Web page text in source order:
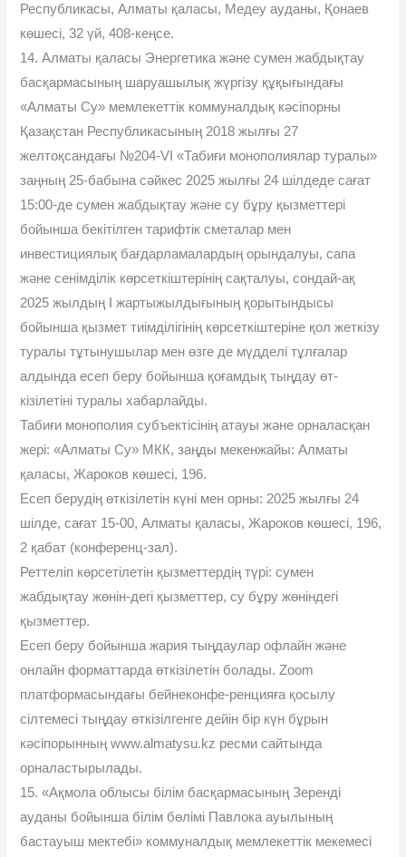
Республикасы, Алматы қаласы, Медеу ауданы, Қонаев
көшесі, 32 үй, 408-кеңсе.
14. Алматы қаласы Энергетика жəне сумен жабдықтау
басқармасының шаруашылық жүргізу құқығындағы
«Алматы Су» мемлекеттік коммуналдық кəсіпорны
Қазақстан Республикасының 2018 жылғы 27
желтоқсандағы №204-VI «Табиғи монополиялар туралы»
заңның 25-бабына сəйкес 2025 жылғы 24 шілдеде сағат
15:00-де сумен жабдықтау жəне су бұру қызметтері
бойынша бекітілген тарифтік сметалар мен
инвестициялық бағдарламалардың орындалуы, сапа
жəне сенімділік көрсеткіштерінің сақталуы, сондай-ақ
2025 жылдың І жартыжылдығының қорытындысы
бойынша қызмет тиімділігінің көрсеткіштеріне қол жеткізу
туралы тұтынушылар мен өзге де мүдделі тұлғалар
алдында есеп беру бойынша қоғамдық тыңдау өт-
кізілетіні туралы хабарлайды.
Табиғи монополия субъектісінің атауы жəне орналасқан
жері: «Алматы Су» МКК, заңды мекенжайы: Алматы
қаласы, Жароков көшесі, 196.
Есеп берудің өткізілетін күні мен орны: 2025 жылғы 24
шілде, сағат 15-00, Алматы қаласы, Жароков көшесі, 196,
2 қабат (конференц-зал).
Реттеліп көрсетілетін қызметтердің түрі: сумен
жабдықтау жөнін-дегі қызметтер, су бұру жөніндегі
қызметтер.
Есеп беру бойынша жария тыңдаулар офлайн жəне
онлайн форматтарда өткізілетін болады. Zoom
платформасындағы бейнеконфе-ренцияға қосылу
сілтемесі тыңдау өткізілгенге дейін бір күн бұрын
кəсіпорынның www.almatysu.kz ресми сайтында
орналастырылады.
15. «Ақмола облысы білім басқармасының Зеренді
ауданы бойынша білім бөлімі Павлока ауылының
бастауыш мектебі» коммуналдық мемлекеттік мекемесі